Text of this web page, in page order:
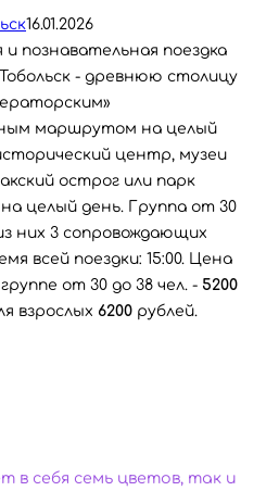
16.01.2026
и познавательная поездка
Тобольск - древнюю столицу
маршрутом на целый
центр, музеи
острог или парк
на целый день. Группа от 30
них 3 сопровождающих
всей поездки: 15:00. Цена
от 30 до 38 чел. - 5200
взрослых 6200 рублей.
в себя семь цветов, так и